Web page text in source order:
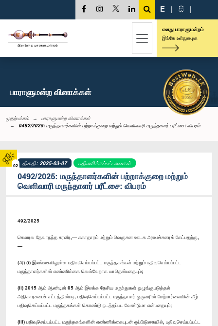
02
E | සි |
எனது பாராளுமன்றம்
இங்கே உள்நுழைக
பாராளுமன்ற வினாக்கள்
முதற்பக்கம்
பாராளுமன்ற வினாக்கள்
0492/2025: மருந்தாளர்களின் பற்றாக்குறை மற்றும் வெளிவாரி மருந்தாளர் பரீட்சை: விபரம்
திகதி: 2025-03-07 பதிலளிக்கப்பட்டவைகள்
0492/2025: மருந்தாளர்களின் பற்றாக்குறை மற்றும்
வெளிவாரி மருந்தாளர் பரீட்சை: விபரம்
492/2025
கௌரவ தேவாநந்த சுரவீர,— சுகாதாரம் மற்றும் வெகுசன ஊடக அமைச்சரைக் கேட்பதற்கு,
—
(அ) (i) இலங்கையிலுள்ள பதிவுசெய்யப்பட்ட மருந்தகங்கள் மற்றும் பதிவுசெய்யப்பட்ட
மருந்தாளர்களின் எண்ணிக்கை வெவ்வேறாக யாதென்பதையும்;
(ii) 2015 ஆம் ஆண்டின் 05 ஆம் இலக்க தேசிய மருந்துகள் ஒழுங்குபடுத்தல்
அதிகாரசபைச் சட்டத்தின்படி, பதிவுசெய்யப்பட்ட மருந்தாளர் ஒருவரின் மேற்பார்வையின் கீழ்
பதிவுசெய்யப்பட்ட மருந்தகங்கள் கொண்டு நடத்தப்பட வேண்டுமா என்பதையும்;
(iii) பதிவுசெய்யப்பட்ட மருந்தகங்களின் எண்ணிக்கையுடன் ஒப்பிடுகையில், பதிவுசெய்யப்பட்ட